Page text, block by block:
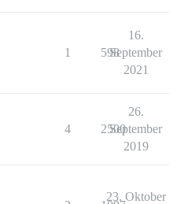
1 598
16.
September
2021
4 2500
26.
September
2019
23. Oktober